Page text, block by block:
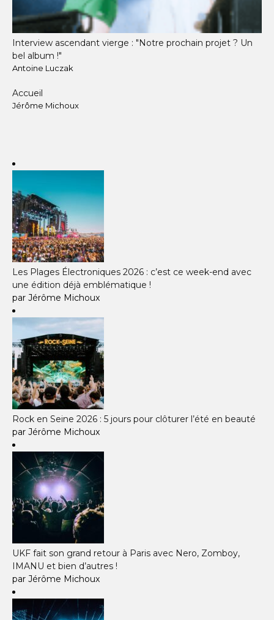
Interview ascendant vierge : "Notre prochain projet ? Un
bel album !"
Antoine Luczak
Accueil
Jérôme Michoux
Les Plages Électroniques 2026 : c’est ce week-end avec
une édition déjà emblématique !
par Jérôme Michoux
Rock en Seine 2026 : 5 jours pour clôturer l’été en beauté
par Jérôme Michoux
UKF fait son grand retour à Paris avec Nero, Zomboy,
IMANU et bien d’autres !
par Jérôme Michoux